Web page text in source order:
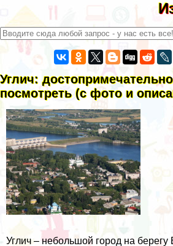
Углич:
посмотреть (с фото и
Углич – небольшой город на берегу